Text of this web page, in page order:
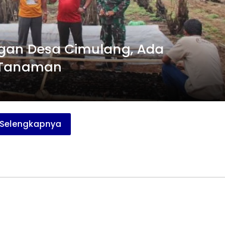
Desa Cimulang, Ada
Selengkapnya